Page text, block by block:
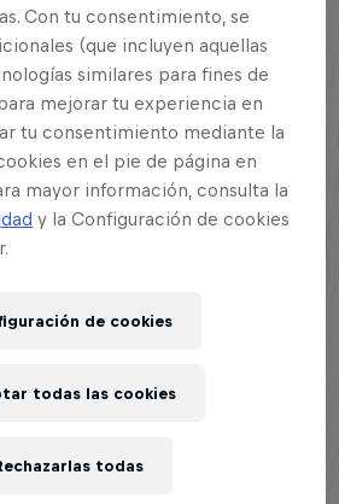
BULL ORIGINAL
Energy Drink
Con tu consentimiento, se
(que incluyen aquellas
similares para fines de
mejorar tu experiencia en
tu consentimiento mediante la
en el pie de página en
mayor información, consulta la
y la Configuración de cookies
de cookies
todas
todas las cookies